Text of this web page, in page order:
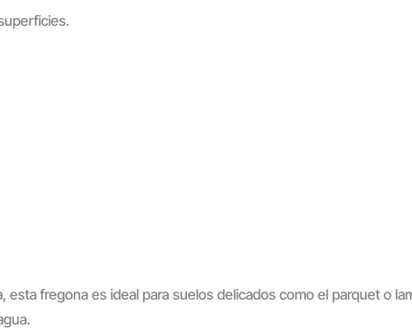
esta fregona es ideal para suelos delicados como el parquet o